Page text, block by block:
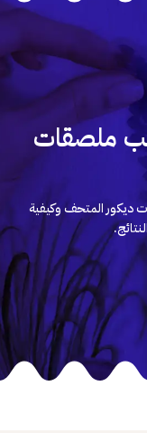
ملصقات
ديكور المتحف وكيفية